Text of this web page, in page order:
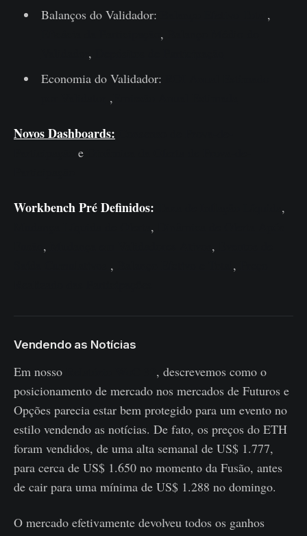
Balanços do Validador:
,
,
,
Economia do Validador:
,
NovosDashboards:
e
Workbench Pré Definidos:
,
,
, ,
, ,
Vendendo as Notícias
Em nosso
, descrevemos como o
posicionamento de mercado nos mercados de Futuros e
Opções parecia estar bem protegido para um evento no
estilo vendendo as notícias. De fato, os preços do ETH
foram vendidos, de uma alta semanal de US$ 1.777,
para cerca de US$ 1.650 no momento da Fusão, antes
de cair para uma mínima de US$ 1.288 no domingo.
O mercado efetivamente devolveu todos os ganhos